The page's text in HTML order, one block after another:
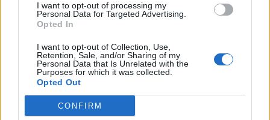
I want to opt-out of processing my
Personal Data for Targeted Advertising.
Opted In
I want to opt-out of Collection, Use,
Retention, Sale, and/or Sharing of my
Personal Data that Is Unrelated with the
Purposes for which it was collected.
Opted Out
CONFIRM
Το τέλος του μήνα μπορεί να
είναι ομαλό, αρκεί να προσέξετε
τον τραπεζικό σας λογαριασμό!
ΑΙΓΟΚΕΡΩΣ